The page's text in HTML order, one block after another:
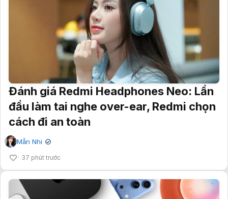
Đánh giá Redmi Headphones Neo: Lần
đầu làm tai nghe over-ear, Redmi chọn
cách đi an toàn
Mẫn Nhi ✔
37 phút trước